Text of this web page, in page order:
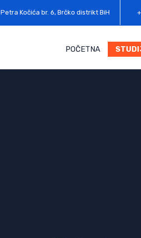
Petra Kočića br. 6, Brčko distrikt BiH
POČETNA